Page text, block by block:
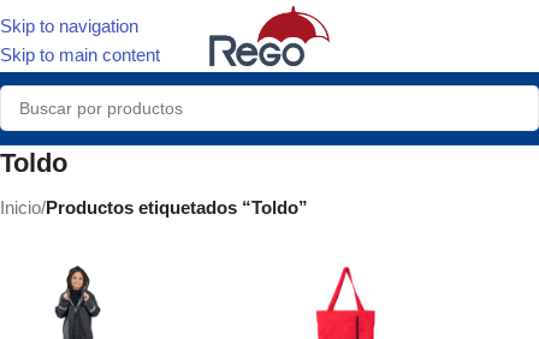
Skip to navigation
Skip to main content
Toldo
Inicio/Productos etiquetados “Toldo”